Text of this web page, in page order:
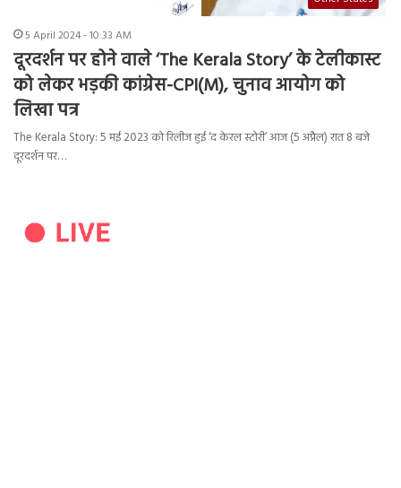
5 April 2024 - 10:33 AM
दूरदर्शन पर होने वाले ‘The Kerala Story’ के टेलीकास्ट
को लेकर भड़की कांग्रेस-CPI(M), चुनाव आयोग को
लिखा पत्र
The Kerala Story: 5 मई 2023 को रिलीज हुई ‘द केरल स्टोरी’ आज (5 अप्रैल) रात 8 बजे
दूरदर्शन पर…